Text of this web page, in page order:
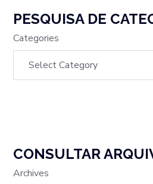
PESQUISA DE
Categories
CONSULTAR
Archives